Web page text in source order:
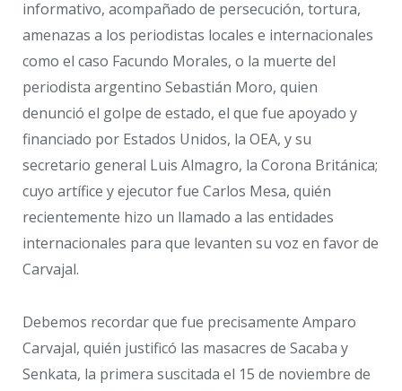
informativo, acompañado de persecución, tortura,
amenazas a los periodistas locales e internacionales
como el caso Facundo Morales, o la muerte del
periodista argentino Sebastián Moro, quien
denunció el golpe de estado, el que fue apoyado y
financiado por Estados Unidos, la OEA, y su
secretario general Luis Almagro, la Corona Británica;
cuyo artífice y ejecutor fue Carlos Mesa, quién
recientemente hizo un llamado a las entidades
internacionales para que levanten su voz en favor de
Carvajal.
Debemos recordar que fue precisamente Amparo
Carvajal, quién justificó las masacres de Sacaba y
Senkata, la primera suscitada el 15 de noviembre de